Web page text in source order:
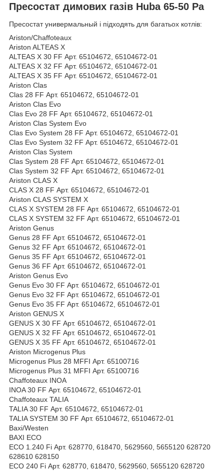
Пресостат димових газів Huba 65-50 Pa
Пресостат универмальный і підходять для багатьох котлів:
Ariston/Chaffoteaux
Ariston ALTEAS Х
ALTEAS X 30 FF Арт. 65104672, 65104672-01
ALTEAS X 32 FF Арт. 65104672, 65104672-01
ALTEAS X 35 FF Арт. 65104672, 65104672-01
Ariston Clas
Clas 28 FF Арт. 65104672, 65104672-01
Ariston Clas Evo
Clas Evo 28 FF Арт. 65104672, 65104672-01
Ariston Clas System Evo
Clas Evo System 28 FF Арт. 65104672, 65104672-01
Clas Evo System 32 FF Арт. 65104672, 65104672-01
Ariston Clas System
Clas System 28 FF Арт. 65104672, 65104672-01
Clas System 32 FF Арт. 65104672, 65104672-01
Ariston CLAS X
CLAS X 28 FF Арт. 65104672, 65104672-01
Ariston CLAS SYSTEM X
CLAS X SYSTEM 28 FF Арт. 65104672, 65104672-01
CLAS X SYSTEM 32 FF Арт. 65104672, 65104672-01
Ariston Genus
Genus 28 FF Арт. 65104672, 65104672-01
Genus 32 FF Арт. 65104672, 65104672-01
Genus 35 FF Арт. 65104672, 65104672-01
Genus 36 FF Арт. 65104672, 65104672-01
Ariston Genus Evo
Genus Evo 30 FF Арт. 65104672, 65104672-01
Genus Evo 32 FF Арт. 65104672, 65104672-01
Genus Evo 35 FF Арт. 65104672, 65104672-01
Ariston GENUS Х
GENUS X 30 FF Арт. 65104672, 65104672-01
GENUS X 32 FF Арт. 65104672, 65104672-01
GENUS X 35 FF Арт. 65104672, 65104672-01
Ariston Microgenus Plus
Microgenus Plus 28 MFFI Арт. 65100716
Microgenus Plus 31 MFFI Арт. 65100716
Chaffoteaux INOA
INOA 30 FF Арт. 65104672, 65104672-01
Chaffoteaux TALIA
TALIA 30 FF Арт. 65104672, 65104672-01
TALIA SYSTEM 30 FF Арт. 65104672, 65104672-01
Baxi/Westen
BAXI ECO
ECO 1.240 Fi Арт. 628770, 618470, 5629560, 5655120 628720
628610 628150
ECO 240 Fi Арт. 628770, 618470, 5629560, 5655120 628720